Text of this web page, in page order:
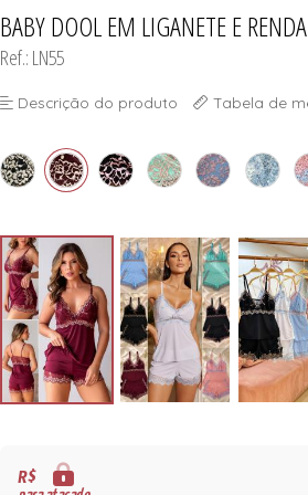
TODOS DE MODA
TODOS DE
TODOS DE
TODOS DE
BABY DOOL EM LIGANETE E
Ref.: LN55
Descrição do produto Tabela de
R$